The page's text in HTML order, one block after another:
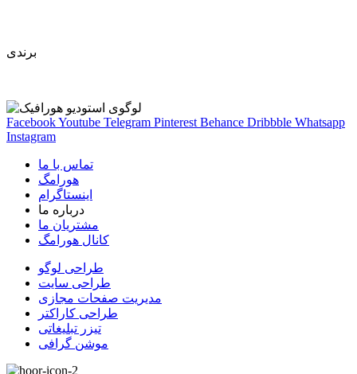
برندی
FacebookYoutube Telegram Pinterest Behance Dribbble Whatsapp
Instagram
تماس با ما
هورامگ
اینستاگرام
درباره ما
مشتریان ما
کانال هورامگ
طراحی لوگو
طراحی سایت
مدیریت صفحات مجازی
طراحی کاراکتر
تیزر تبلیغاتی
موشن گرافی